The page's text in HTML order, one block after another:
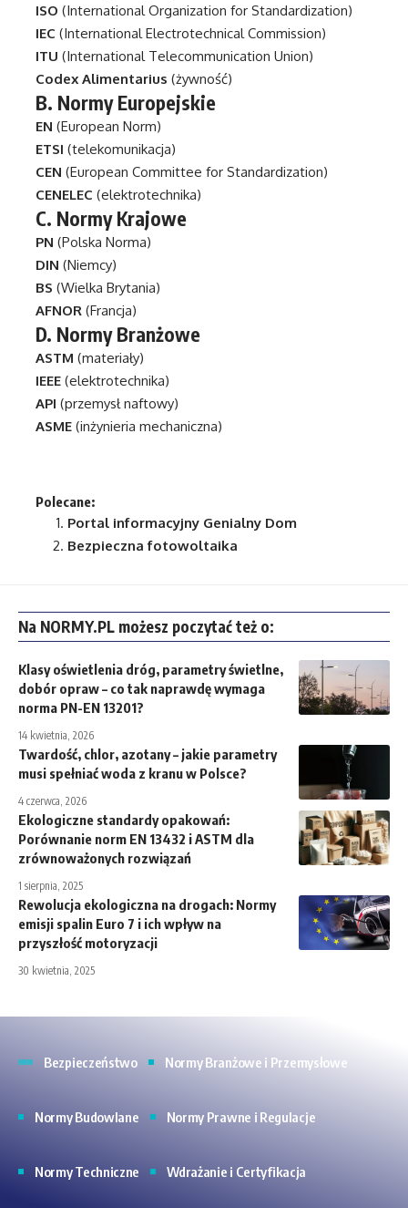
ISO (International Organization for Standardization)
IEC (International Electrotechnical Commission)
ITU (International Telecommunication Union)
Codex Alimentarius (żywność)
B. Normy Europejskie
EN (European Norm)
ETSI (telekomunikacja)
CEN (European Committee for Standardization)
CENELEC (elektrotechnika)
C. Normy Krajowe
PN (Polska Norma)
DIN (Niemcy)
BS (Wielka Brytania)
AFNOR (Francja)
D. Normy Branżowe
ASTM (materiały)
IEEE (elektrotechnika)
API (przemysł naftowy)
ASME (inżynieria mechaniczna)
Polecane:
Portal informacyjny Genialny Dom
Bezpieczna fotowoltaika
Na NORMY.PL możesz poczytać też o:
Klasy oświetlenia dróg, parametry świetlne,
dobór opraw – co tak naprawdę wymaga
norma PN-EN 13201?
14 kwietnia, 2026
Twardość, chlor, azotany – jakie parametry
musi spełniać woda z kranu w Polsce?
4 czerwca, 2026
Ekologiczne standardy opakowań:
Porównanie norm EN 13432 i ASTM dla
zrównoważonych rozwiązań
1 sierpnia, 2025
Rewolucja ekologiczna na drogach: Normy
emisji spalin Euro 7 i ich wpływ na
przyszłość motoryzacji
30 kwietnia, 2025
Bezpieczeństwo Normy Branżowe i Przemysłowe
Normy Budowlane Normy Prawne i Regulacje
Normy Techniczne Wdrażanie i Certyfikacja